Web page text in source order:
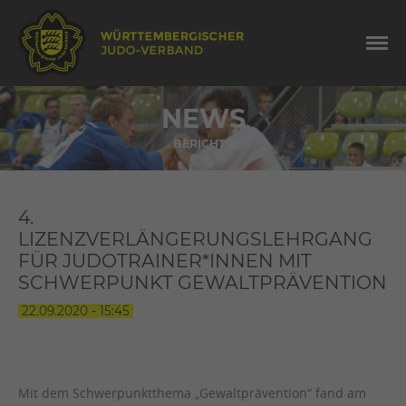
NEWS
BERICHTE
4.
LIZENZVERLÄNGERUNGSLEHRGANG
FÜR JUDOTRAINER*INNEN MIT
SCHWERPUNKT GEWALTPRÄVENTION
22.09.2020 - 15:45
Mit dem Schwerpunktthema „Gewaltprävention“ fand am